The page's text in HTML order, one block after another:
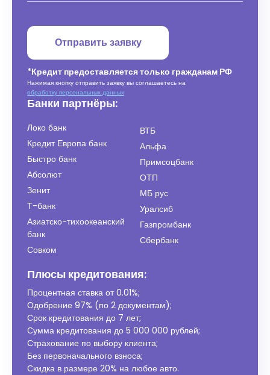
Отправить заявку
*Кредит предоставляется только гражданам РФ
Нажимая кнопку отправить заявку вы соглашаетесь на
обработку персональных данных
Банки партнёры:
Локо банк
Кредит Европа банк
Быстро банк
Абсолют
Зенит
Т-банк
Азиатско-тихоокеанский
банк
Совком
ВТБ
Альфа
Примсоцбанк
ОТП
МБ рус
Уралсиб
Газпромбанк
Сбербанк
Плюсы кредитования:
Процентная ставка от0.01%;
Одобрение 97% (по 2 документам);
Срок кредитования до 7 лет;
Сумма кредитования до 5 000 000 рублей;
Страхование по выбору клиента;
Без первоначального взноса;
Скидка в размере 20% на любое авто.